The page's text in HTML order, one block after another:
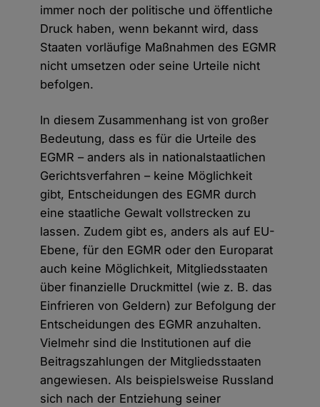
immer noch der politische und öffentliche
Druck haben, wenn bekannt wird, dass
Staaten vorläufige Maßnahmen des EGMR
nicht umsetzen oder seine Urteile nicht
befolgen.
In diesem Zusammenhang ist von großer
Bedeutung, dass es für die Urteile des
EGMR – anders als in nationalstaatlichen
Gerichtsverfahren – keine Möglichkeit
gibt, Entscheidungen des EGMR durch
eine staatliche Gewalt vollstrecken zu
lassen. Zudem gibt es, anders als auf EU-
Ebene, für den EGMR oder den Europarat
auch keine Möglichkeit, Mitgliedsstaaten
über finanzielle Druckmittel (wie z. B. das
Einfrieren von Geldern) zur Befolgung der
Entscheidungen des EGMR anzuhalten.
Vielmehr sind die Institutionen auf die
Beitragszahlungen der Mitgliedsstaaten
angewiesen. Als beispielsweise Russland
sich nach der Entziehung seiner